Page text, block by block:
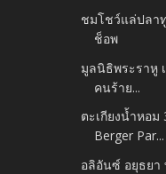
ชมโชว์แล่ปลา
ช็อพ
มูลนิธิพระราหู
คนร้าย...
ตะเกียงน้ำหอ
Berger Par...
อลิอันซ์ อยุธยา